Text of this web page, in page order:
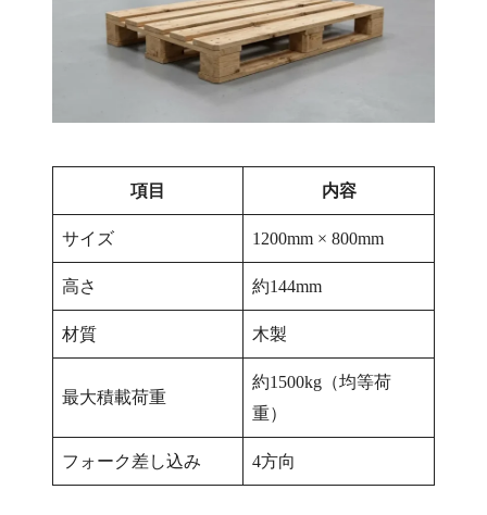
項目 内容
サイズ 1200mm × 800mm
高さ 約144mm
材質 木製
最大積載荷重
約1500kg（均等荷
重）
フォーク差し込み 4方向